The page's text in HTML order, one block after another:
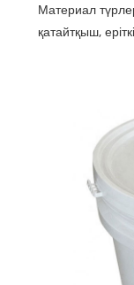
Материал
қатайтқыш,